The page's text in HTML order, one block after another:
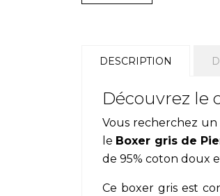
DESCRIPTION
Découvrez le
Vous recherchez
le Boxer gris de
de 95% coton doux
Ce boxer gris est